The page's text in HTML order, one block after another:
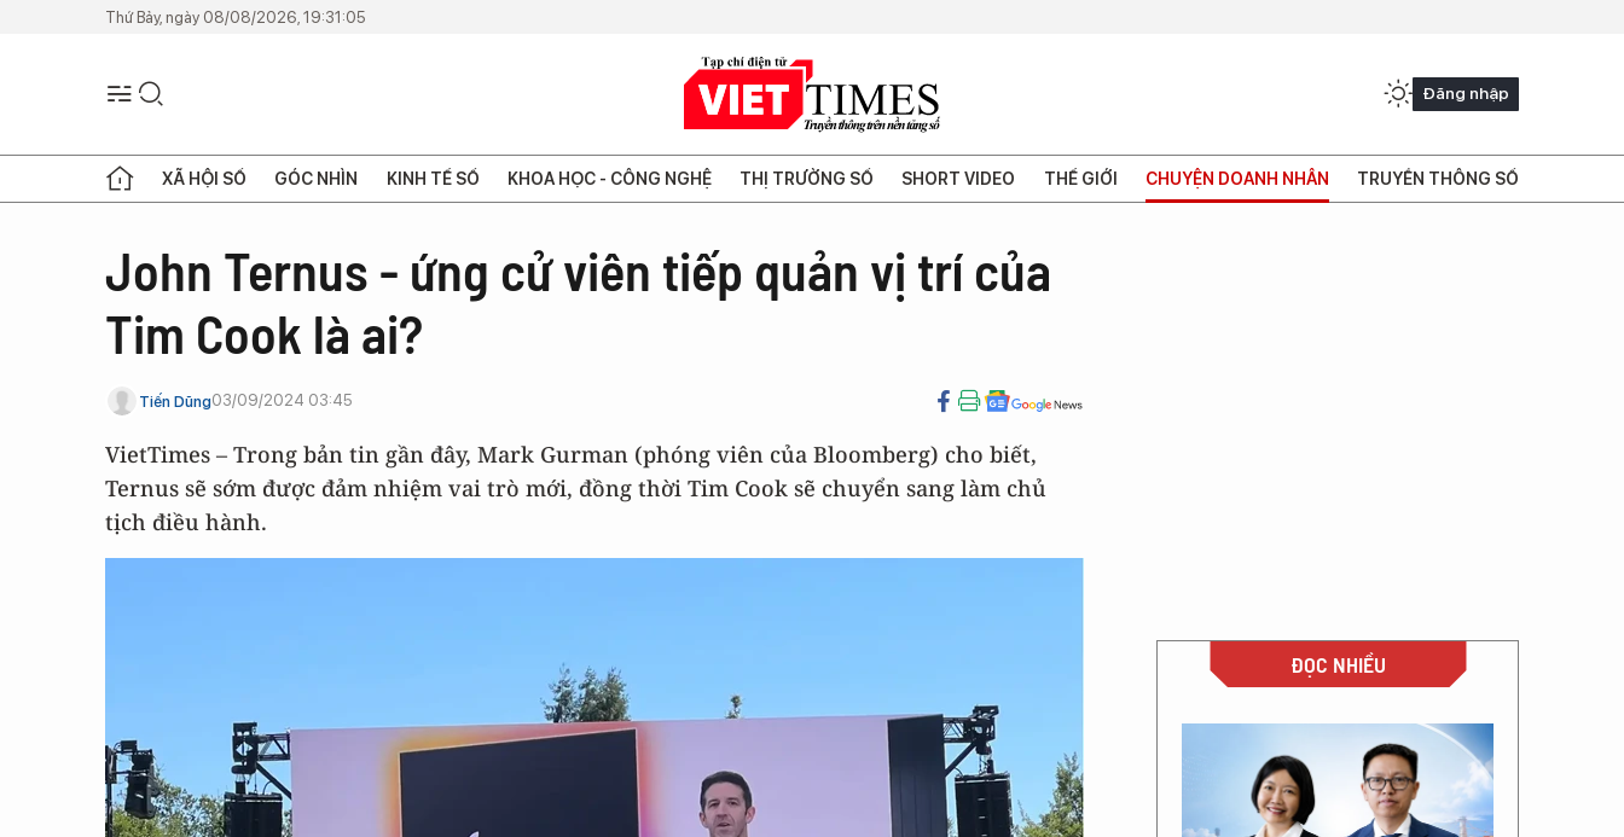
Thứ Bảy, ngày 08/08/2026, 19:31:05
Đăng nhập
XÃ HỘI SỐ GÓC NHÌN KINH TẾ SỐ KHOA HỌC - CÔNG NGHỆ THỊ TRƯỜNG SỐ SHORT VIDEO THẾ GIỚI CHUYỆN DOANH NHÂN TRUYỀN THÔNG SỐ
John Ternus - ứng cử viên tiếp quản vị trí của
Tim Cook là ai?
Tiến Dũng03/09/2024 03:45
VietTimes – Trong bản tin gần đây, Mark Gurman (phóng viên của Bloomberg) cho biết,
Ternus sẽ sớm được đảm nhiệm vai trò mới, đồng thời Tim Cook sẽ chuyển sang làm chủ
tịch điều hành.
ĐỌC NHIỀU